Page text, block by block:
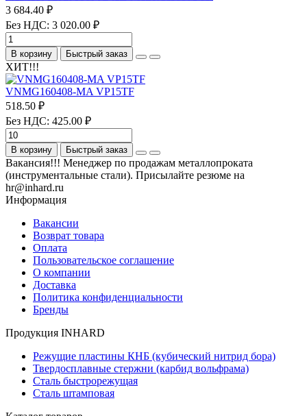
3 684.40 ₽
Без НДС: 3 020.00 ₽
В корзину Быстрый заказ
ХИТ!!!
VNMG160408-MA VP15TF
518.50 ₽
Без НДС: 425.00 ₽
В корзину Быстрый заказ
Вакансия!!! Менеджер по продажам металлопроката
(инструментальные стали). Присылайте резюме на
hr@inhard.ru
Информация
Вакансии
Возврат товара
Оплата
Пользовательское соглашение
О компании
Доставка
Политика конфиденциальности
Бренды
Продукция INHARD
Режущие пластины КНБ (кубический нитрид бора)
Твердосплавные стержни (карбид вольфрама)
Сталь быстрорежущая
Сталь штамповая